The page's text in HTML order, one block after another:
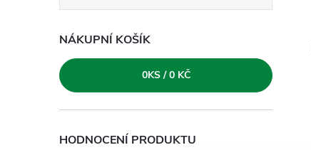
NÁKUPNÍ KOŠÍK
0KS /0 KČ
HODNOCENÍ PRODUKTU